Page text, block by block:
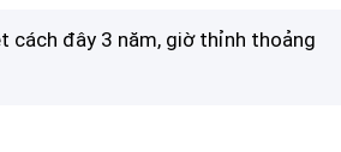
cách đây 3 năm, giờ thỉnh thoảng